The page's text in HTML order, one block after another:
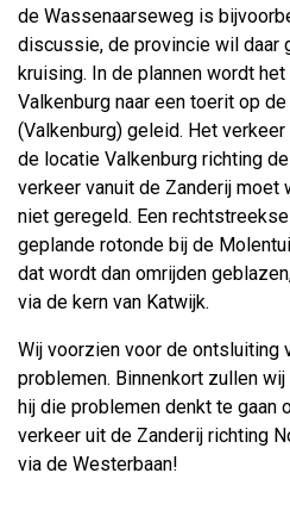
de Wassenaarseweg is
discussie, de provincie wil daar
kruising. In de plannen wordt
Valkenburg naar een toerit op
(Valkenburg) geleid. Het
de locatie Valkenburg richting
verkeer vanuit de Zanderij
niet geregeld. Een
geplande rotonde bij de
dat wordt dan omrijden
via de kern van Katwijk.
Wij voorzien voor de ontsluiting
problemen. Binnenkort zullen
hij die problemen denkt te gaan
verkeer uit de Zanderij richting
via de Westerbaan!